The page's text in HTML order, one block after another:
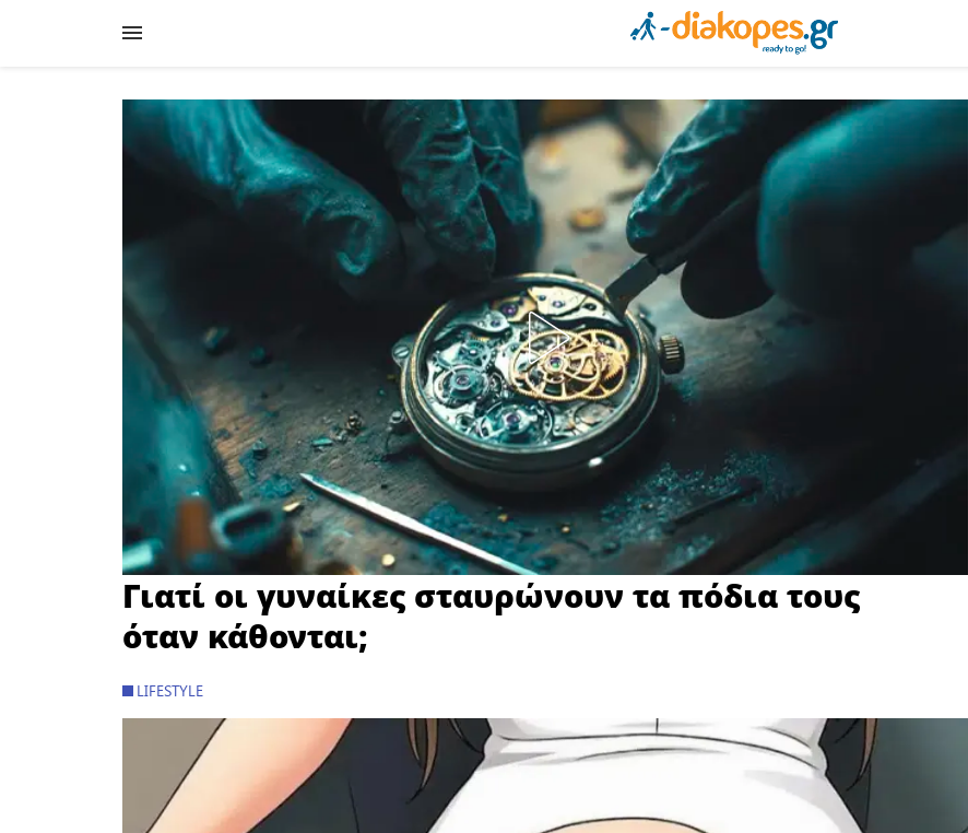
Γιατί οι γυναίκες σταυρώνουν τα πόδια τους
όταν κάθονται;
LIFESTYLE